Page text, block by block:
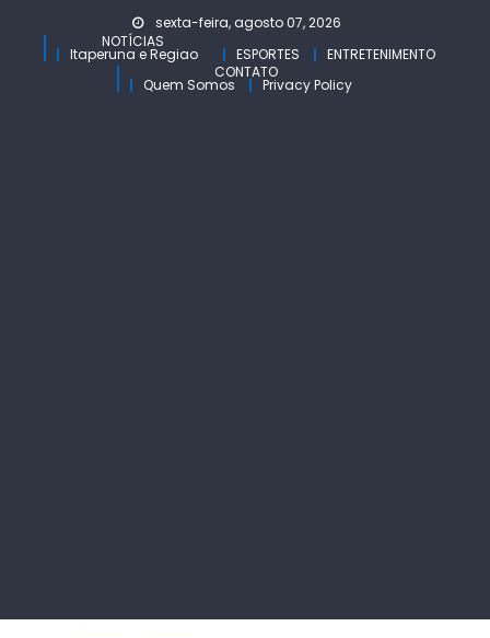
content
sexta-feira, agosto 07, 2026
NOTÍCIAS
Itaperuna e Regiao ESPORTES
ENTRETENIMENTO
CONTATO
Quem Somos Privacy Policy